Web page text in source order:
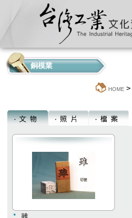
銅模業
HOME >
雖